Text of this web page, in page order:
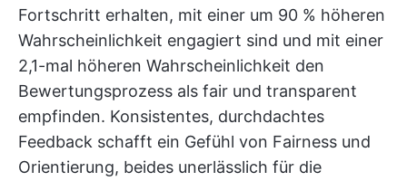
Fortschritt erhalten, mit einer um 90 % höheren
Wahrscheinlichkeit engagiert sind und mit einer
2,1-mal höheren Wahrscheinlichkeit den
Bewertungsprozess als fair und transparent
empfinden. Konsistentes, durchdachtes
Feedback schafft ein Gefühl von Fairness und
Orientierung, beides unerlässlich für die